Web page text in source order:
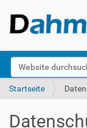
Website durchsuchen
k
Startseite